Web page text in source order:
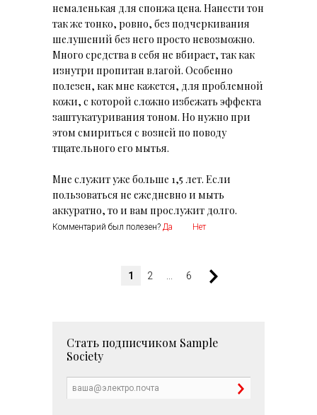
немаленькая для спонжа цена. Нанести тон
так же тонко, ровно, без подчеркивания
шелушений без него просто невозможно.
Много средства в себя не вбирает, так как
изнутри пропитан влагой. Особенно
полезен, как мне кажется, для проблемной
кожи, с которой сложно избежать эффекта
заштукатуривания тоном. Но нужно при
этом смириться с возней по поводу
тщательного его мытья.
Мне служит уже больше 1,5 лет. Если
пользоваться не ежедневно и мыть
аккуратно, то и вам прослужит долго.
Комментарий был полезен? Да Нет
1 2 6
Стать подписчиком Sample
Society